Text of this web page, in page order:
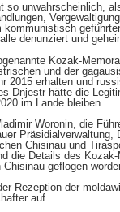
so unwahrscheinlich,
denunziert und
Kozak-
und der
2015 erhalten und
Dnjestr hätte die
im Lande bleiben.
Woronin, die
Chisinau und
die Details des
geflogen
Rezeption der
auf.